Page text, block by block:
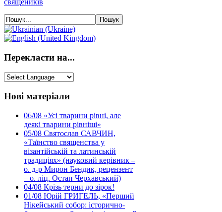
Перекласти на...
Нові матеріали
06/08 «Усі тварини рівні, але
деякі тварини рівніші»
05/08 Святослав САВЧИН,
«Таїнство священства у
візантійській та латинській
традиціях» (науковий керівник –
о. д-р Мирон Бендик, рецензент
– о. ліц. Остап Черхавський)
04/08 Крізь терни до зірок!
01/08 Юрій ГРИГЕЛЬ, «Перший
Нікейський собор: історично-